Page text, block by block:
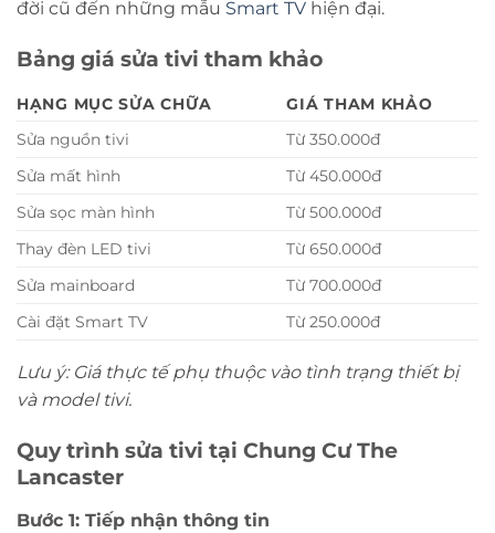
đời cũ đến những mẫu Smart TV hiện đại.
Bảng giá sửa tivi tham khảo
HẠNG MỤC SỬA CHỮA
GIÁ THAM KHẢO
Sửa nguồn tivi
Từ 350.000đ
Sửa mất hình
Từ 450.000đ
Sửa sọc màn hình
Từ 500.000đ
Thay đèn LED tivi
Từ 650.000đ
Sửa mainboard
Từ 700.000đ
Cài đặt Smart TV
Từ 250.000đ
Lưu ý: Giá thực tế phụ thuộc vào tình trạng thiết bị
và model tivi.
Quy trình sửa tivi tại Chung Cư The
Lancaster
Bước 1: Tiếp nhận thông tin